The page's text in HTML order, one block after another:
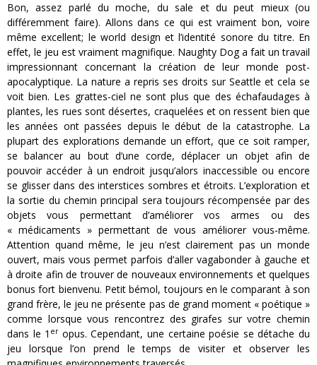
Bon, assez parlé du moche, du sale et du peut mieux (ou
différemment faire). Allons dans ce qui est vraiment bon, voire
même excellent; le world design et l’identité sonore du titre. En
effet, le jeu est vraiment magnifique. Naughty Dog a fait un travail
impressionnant concernant la création de leur monde post-
apocalyptique. La nature a repris ses droits sur Seattle et cela se
voit bien. Les grattes-ciel ne sont plus que des échafaudages à
plantes, les rues sont désertes, craquelées et on ressent bien que
les années ont passées depuis le début de la catastrophe. La
plupart des explorations demande un effort, que ce soit ramper,
se balancer au bout d’une corde, déplacer un objet afin de
pouvoir accéder à un endroit jusqu’alors inaccessible ou encore
se glisser dans des interstices sombres et étroits. L’exploration et
la sortie du chemin principal sera toujours récompensée par des
objets vous permettant d’améliorer vos armes ou des
« médicaments » permettant de vous améliorer vous-même.
Attention quand même, le jeu n’est clairement pas un monde
ouvert, mais vous permet parfois d’aller vagabonder à gauche et
à droite afin de trouver de nouveaux environnements et quelques
bonus fort bienvenu. Petit bémol, toujours en le comparant à son
grand frère, le jeu ne présente pas de grand moment « poétique »
comme lorsque vous rencontrez des girafes sur votre chemin
dans le 1 eropus. Cependant, une certaine poésie se détache du
jeu lorsque l’on prend le temps de visiter et observer les